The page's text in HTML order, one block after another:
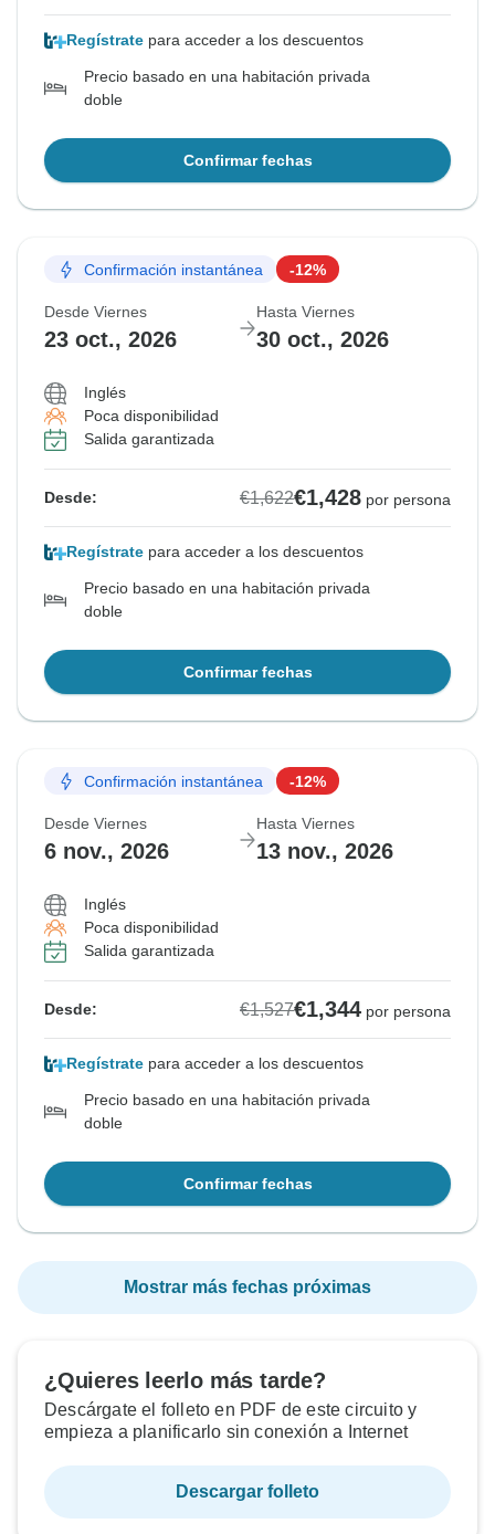
Regístrate para acceder a los descuentos
Precio basado en una habitación privada
doble
Confirmar fechas
Confirmación instantánea -12%
Desde Viernes
23 oct., 2026
Hasta Viernes
30 oct., 2026
Inglés
Poca disponibilidad
Salida garantizada
Desde: €1,622€1,428 por persona
Regístrate para acceder a los descuentos
Precio basado en una habitación privada
doble
Confirmar fechas
Confirmación instantánea -12%
Desde Viernes
6 nov., 2026
Hasta Viernes
13 nov., 2026
Inglés
Poca disponibilidad
Salida garantizada
Desde: €1,527€1,344 por persona
Regístrate para acceder a los descuentos
Precio basado en una habitación privada
doble
Confirmar fechas
Mostrar más fechas próximas
¿Quieres leerlo más tarde?
Descárgate el folleto en PDF de este circuito y
empieza a planificarlo sin conexión a Internet
Descargar folleto